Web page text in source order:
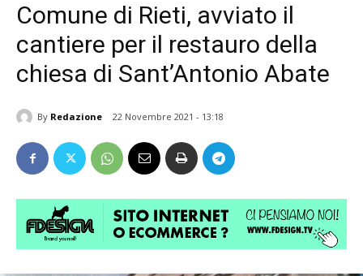
Comune di Rieti, avviato il
cantiere per il restauro della
chiesa di Sant’Antonio Abate
By Redazione 22 Novembre 2021 - 13:18